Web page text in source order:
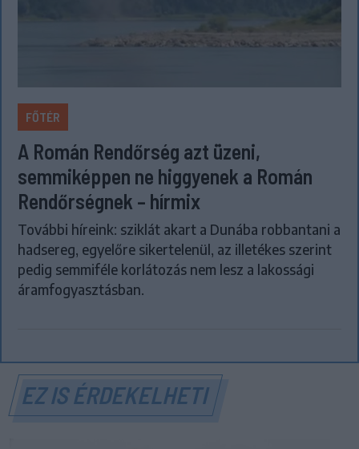
FŐTÉR
A Román Rendőrség azt üzeni,
semmiképpen ne higgyenek a Román
Rendőrségnek – hírmix
További híreink: sziklát akart a Dunába robbantani a
hadsereg, egyelőre sikertelenül, az illetékes szerint
pedig semmiféle korlátozás nem lesz a lakossági
áramfogyasztásban.
EZ IS ÉRDEKELHETI